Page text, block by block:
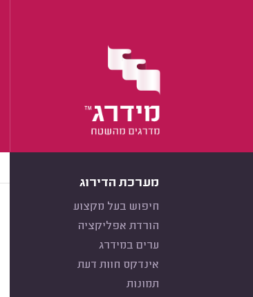
מערכת הדירוג
חיפוש בעל מקצוע
הורדת אפליקציה
ערים במידרג
אינדקס חוות דעת
תמונות